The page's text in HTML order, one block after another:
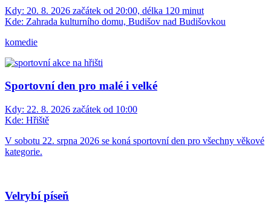
Kdy: 20. 8. 2026 začátek od 20:00, délka 120 minut
Kde: Zahrada kulturního domu, Budišov nad Budišovkou
komedie
Sportovní den pro malé i velké
Kdy: 22. 8. 2026 začátek od 10:00
Kde: Hřiště
V sobotu 22. srpna 2026 se koná sportovní den pro všechny věkové
kategorie.
Velrybí píseň